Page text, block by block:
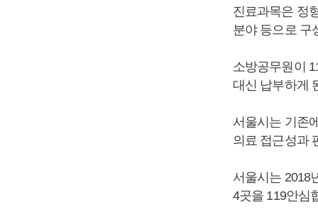
진료과목은 정
분야 등으로 구
소방공무원이
대신 납부하게
서울시는 기존
의료 접근성과
서울시는 2018
4곳을 119안심